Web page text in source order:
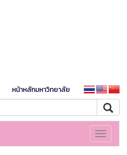
หน้าหลักมหาวิทยาลัย
Toggle